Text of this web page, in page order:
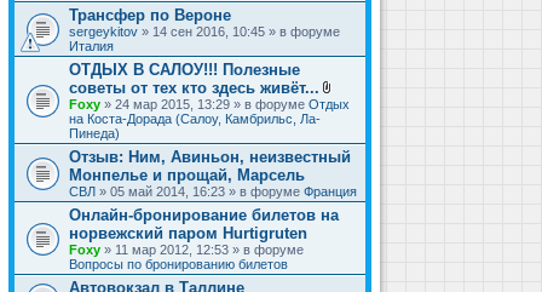
Трансфер по Вероне
sergeykitov » 14 сен 2016, 10:45 » в форуме
Италия
ОТДЫХ В САЛОУ!!! Полезные
советы от тех кто здесь живёт...
В
л
ж
е
и
я
Foxy » 24 мар 2015, 13:29 » в форуме Отдых
на Коста-Дорада (Салоу, Камбрильс, Ла-
Пинеда)
Отзыв: Ним, Авиньон, неизвестный
Монпелье и прощай, Марсель
СВЛ » 05 май 2014, 16:23 » в форуме Франция
Онлайн-бронирование билетов на
норвежский паром Hurtigruten
Foxy » 11 мар 2012, 12:53 » в форуме
Вопросы по бронированию билетов
Автовокзал в Таллине